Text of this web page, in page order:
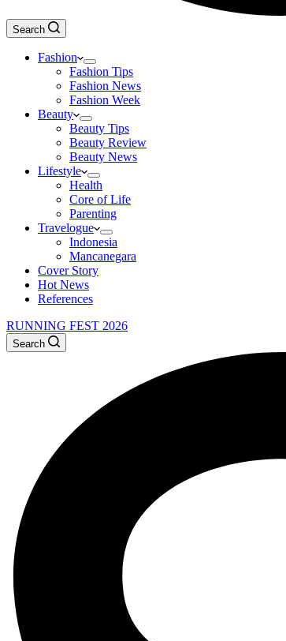
Search
Fashion
Fashion Tips
Fashion News
Fashion Week
Beauty
Beauty Tips
Beauty Review
Beauty News
Lifestyle
Health
Core of Life
Parenting
Travelogue
Indonesia
Mancanegara
Cover Story
Hot News
References
RUNNING FEST 2026
Search